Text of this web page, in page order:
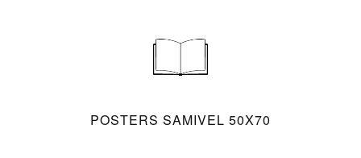
POSTERS SAMIVEL 50X70